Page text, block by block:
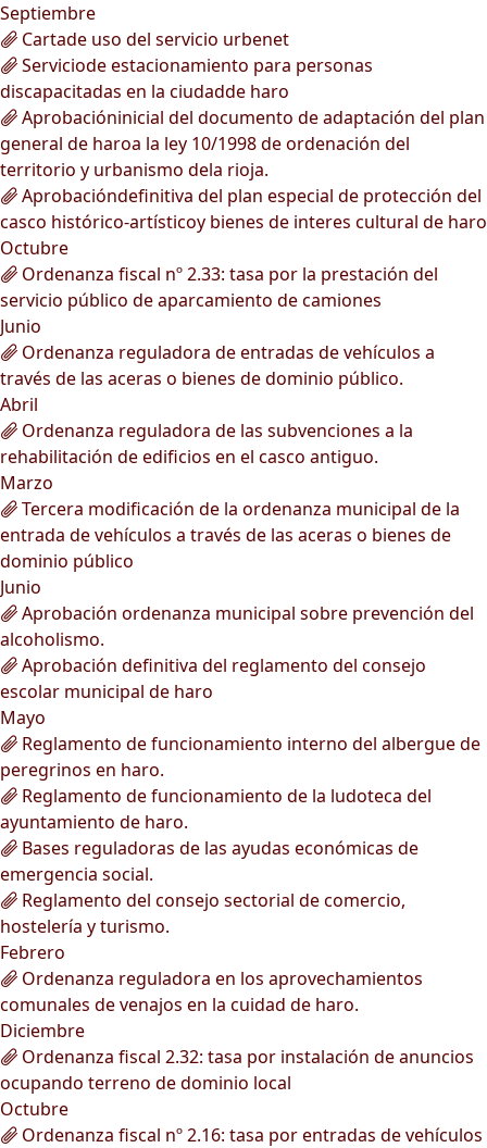
Septiembre
Cartade uso del servicio urbenet
Serviciode estacionamiento para personas
discapacitadas en la ciudadde haro
Aprobacióninicial del documento de adaptación del plan
general de haroa la ley 10/1998 de ordenación del
territorio y urbanismo dela rioja.
Aprobacióndefinitiva del plan especial de protección del
casco histórico-artísticoy bienes de interes cultural de haro
Octubre
Ordenanza fiscal nº 2.33: tasa por la prestación del
servicio público de aparcamiento de camiones
Junio
Ordenanza reguladora de entradas de vehículos a
través de las aceras o bienes de dominio público.
Abril
Ordenanza reguladora de las subvenciones a la
rehabilitación de edificios en el casco antiguo.
Marzo
Tercera modificación de la ordenanza municipal de la
entrada de vehículos a través de las aceras o bienes de
dominio público
Junio
Aprobación ordenanza municipal sobre prevención del
alcoholismo.
Aprobación definitiva del reglamento del consejo
escolar municipal de haro
Mayo
Reglamento de funcionamiento interno del albergue de
peregrinos en haro.
Reglamento de funcionamiento de la ludoteca del
ayuntamiento de haro.
Bases reguladoras de las ayudas económicas de
emergencia social.
Reglamento del consejo sectorial de comercio,
hostelería y turismo.
Febrero
Ordenanza reguladora en los aprovechamientos
comunales de venajos en la cuidad de haro.
Diciembre
Ordenanza fiscal 2.32: tasa por instalación de anuncios
ocupando terreno de dominio local
Octubre
Ordenanza fiscal nº 2.16: tasa por entradas de vehículos